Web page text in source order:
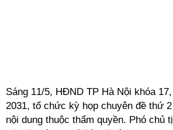
Sáng 11/5, HĐND TP Hà Nội khóa
2031, tổ chức kỳ họp chuyên đề thứ
nội dung thuộc thẩm quyền. Phó chủ